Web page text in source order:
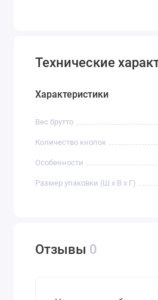
Технические
Характеристики
Вес брутто
Количество кнопок
Особенности
Размер упаковки (Ш х В х Г)
Отзывы 0